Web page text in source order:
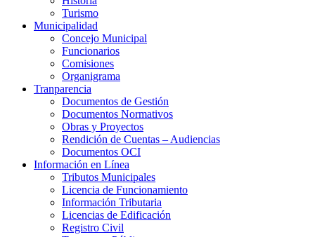
Turismo
Municipalidad
Concejo Municipal
Funcionarios
Comisiones
Organigrama
Tranparencia
Documentos de Gestión
Documentos Normativos
Obras y Proyectos
Rendición de Cuentas – Audiencias
Documentos OCI
Información en Línea
Tributos Municipales
Licencia de Funcionamiento
Información Tributaria
Licencias de Edificación
Registro Civil